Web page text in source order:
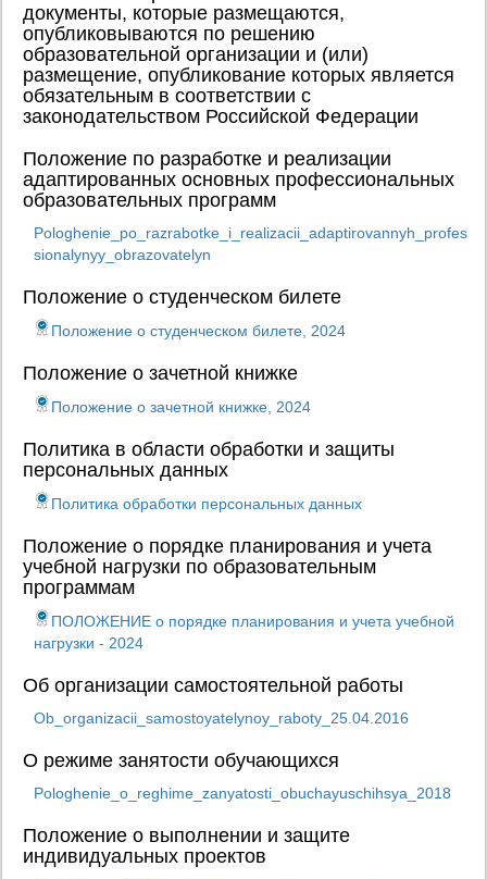
документы, которые размещаются,
опубликовываются по решению
образовательной организации и (или)
размещение, опубликование которых является
обязательным в соответствии с
законодательством Российской Федерации
Положение по разработке и реализации
адаптированных основных профессиональных
образовательных программ
Pologhenie_po_razrabotke_i_realizacii_adaptirovannyh_profes
sionalynyy_obrazovatelyn
Положение о студенческом билете
Положение о студенческом билете, 2024
Положение о зачетной книжке
Положение о зачетной книжке, 2024
Политика в области обработки и защиты
персональных данных
Политика обработки персональных данных
Положение о порядке планирования и учета
учебной нагрузки по образовательным
программам
ПОЛОЖЕНИЕ о порядке планирования и учета учебной
нагрузки - 2024
Об организации самостоятельной работы
Ob_organizacii_samostoyatelynoy_raboty_25.04.2016
О режиме занятости обучающихся
Pologhenie_o_reghime_zanyatosti_obuchayuschihsya_2018
Положение о выполнении и защите
индивидуальных проектов